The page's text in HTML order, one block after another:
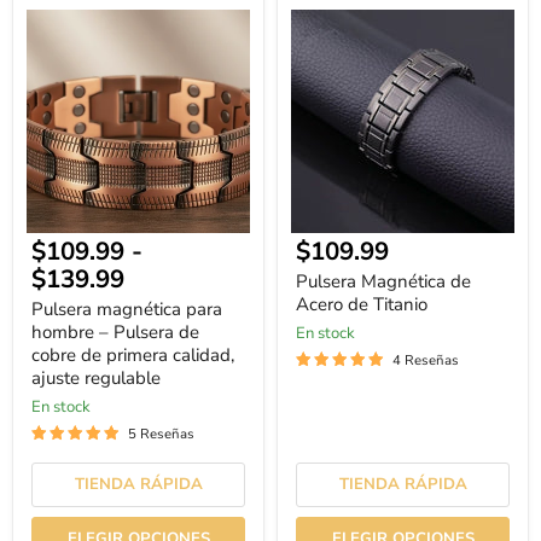
Pulsera
hombre
–
Pulsera
de
cobre
de
primera
calidad,
ajuste
regulable
$109.99 -
$139.99
Pulsera magnética para
hombre – Pulsera de
cobre de primera calidad,
ajuste regulable
En stock
5 Reseñas
TIENDA RÁPIDA
Pulsera
Magnética
de
Acero
de
Titanio
$109.99
Pulsera Magnética de
Acero de Titanio
En stock
4 Reseñas
TIENDA RÁPIDA